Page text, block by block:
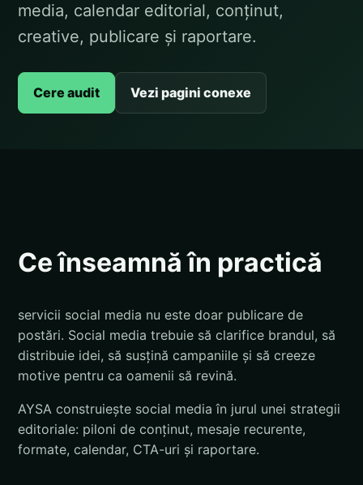
media, calendar editorial, conținut,
creative, publicare și raportare.
Cere audit Vezi pagini conexe
Ce înseamnă în practică
servicii social media nu este doar publicare de
postări. Social media trebuie să clarifice brandul, să
distribuie idei, să susțină campaniile și să creeze
motive pentru ca oamenii să revină.
AYSA construiește social media în jurul unei strategii
editoriale: piloni de conținut, mesaje recurente,
formate, calendar, CTA-uri și raportare.